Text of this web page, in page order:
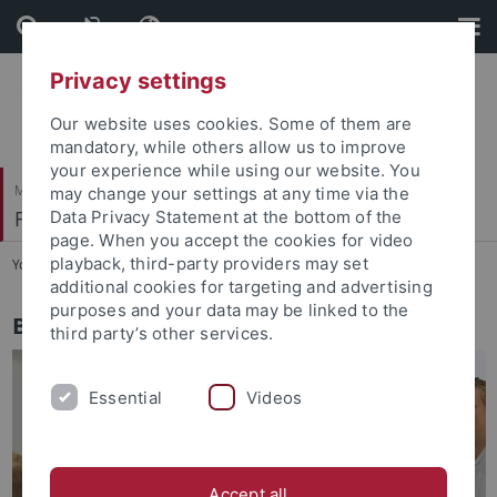
Skip
to
content
Skip
to
footer
Mathematisch-Naturwissenschaftliche Fakultät
Fachbereich Biologie
You are here: Startseite ... Studieninteressierte
Biologiestudium in Tübingen
Privacy settings
Our website uses cookies. Some of them are
mandatory, while others allow us to improve
your experience while using our website. You
may change your settings at any time via the
Data Privacy Statement at the bottom of the
page. When you accept the cookies for video
playback, third-party providers may set
additional cookies for targeting and advertising
purposes and your data may be linked to the
third party’s other services.
Essential Videos